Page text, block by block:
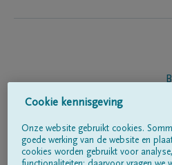
Volg ons op
Cookie kennisgeving
Onze website gebruikt cookies.
goede werking van de website en
cookies worden gebruikt voor